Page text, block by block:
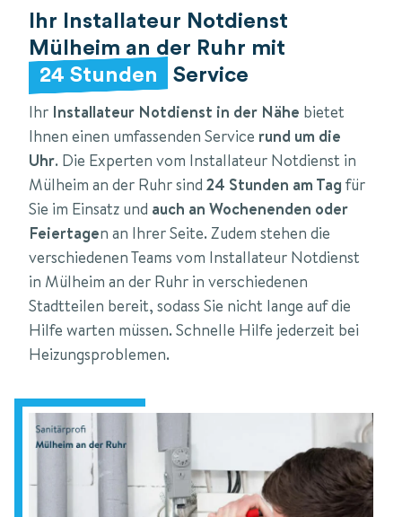
Ihr Installateur Notdienst
Mülheim an der Ruhr mit
24 Stunden
Service
Ihr Installateur Notdienst in der Nähe bietet
Ihnen einen umfassenden Service rund um die
Uhr. Die Experten vom Installateur Notdienst in
Mülheim an der Ruhr sind 24 Stunden am Tag für
Sie im Einsatz und auch an Wochenenden oder
Feiertagen an Ihrer Seite. Zudem stehen die
verschiedenen Teams vom Installateur Notdienst
in Mülheim an der Ruhr in verschiedenen
Stadtteilen bereit, sodass Sie nicht lange auf die
Hilfe warten müssen. Schnelle Hilfe jederzeit bei
Heizungsproblemen.